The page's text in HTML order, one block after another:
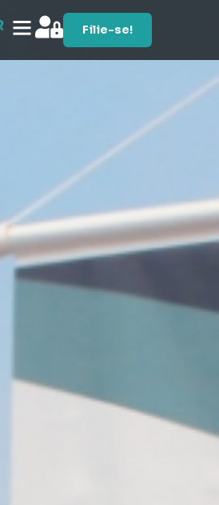
Filie-se!